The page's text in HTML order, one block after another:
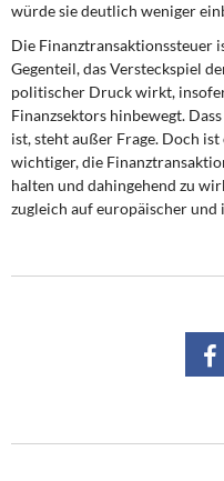
Rosa-Luxemburg-
Über mich
Kontakt
würde sie deutlich weniger
Die Finanztransaktionssteuer
Gegenteil, das Versteckspiel
politischer Druck wirkt,
Finanzsektors hinbewegt.
ist, steht außer Frage. Doch ist
wichtiger, die
halten und dahingehend zu
zugleich auf europäischer